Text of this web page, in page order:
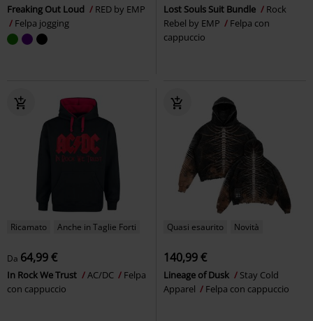
Freaking Out Loud
RED by EMP
Felpa jogging
Lost Souls Suit Bundle
Rock
Rebel by EMP
Felpa con
cappuccio
Ricamato Anche in Taglie Forti
Da 64,99 €
In Rock We Trust AC/DC
Felpa
con cappuccio
Quasi esaurito Novità
140,99 €
Lineage of Dusk
Stay Cold
Apparel
Felpa con cappuccio